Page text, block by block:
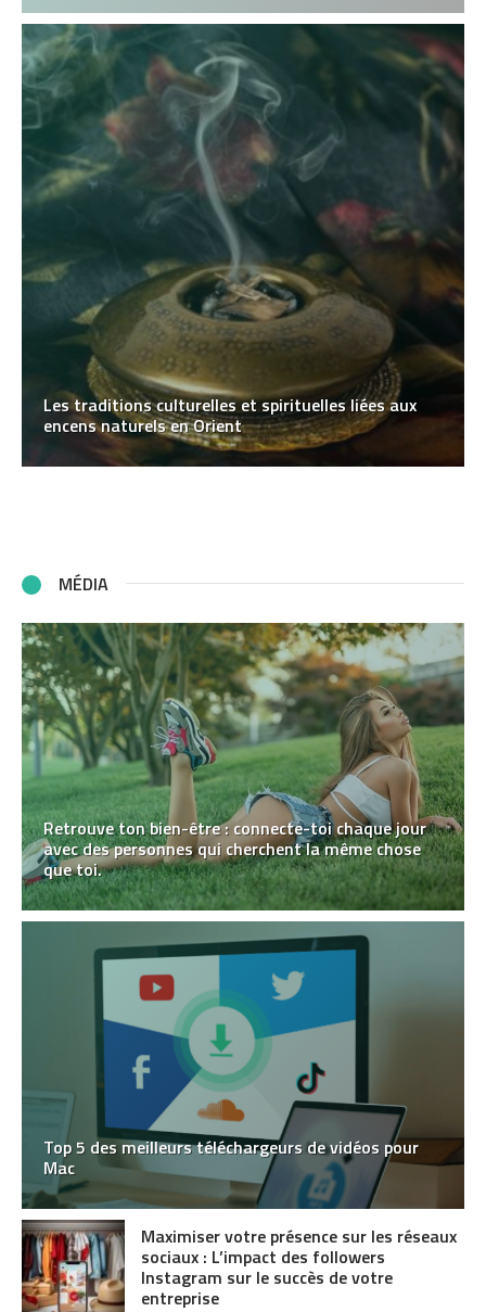
Les traditions culturelles et spirituelles liées aux
encens naturels en Orient
MÉDIA
Retrouve ton bien-être : connecte-toi chaque jour
avec des personnes qui cherchent la même chose
que toi.
Top 5 des meilleurs téléchargeurs de vidéos pour
Mac
Maximiser votre présence sur les réseaux
sociaux : L’impact des followers
Instagram sur le succès de votre
entreprise